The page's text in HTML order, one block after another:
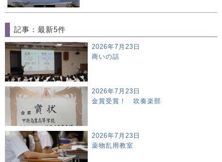
記事：最新5件
2026年7月23日
商いの話
2026年7月23日
金賞受賞！ 吹奏楽部
2026年7月23日
薬物乱用教室